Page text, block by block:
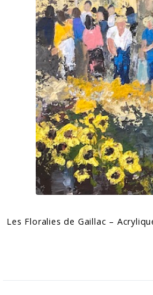
Les Floralies de Gaillac –